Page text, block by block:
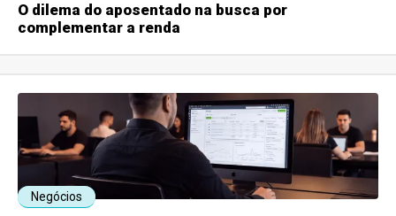
O dilema do aposentado na busca por
complementar a renda
Negócios